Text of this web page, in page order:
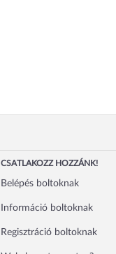
CSATLAKOZZ HOZZÁNK!
Belépés boltoknak
Információ boltoknak
Regisztráció boltoknak